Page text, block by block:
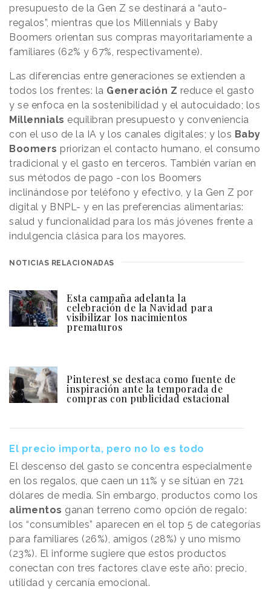
presupuesto de la Gen Z se destinará a “auto-
regalos”, mientras que los Millennials y Baby
Boomers orientan sus compras mayoritariamente a
familiares (62% y 67%, respectivamente).
Las diferencias entre generaciones se extienden a
todos los frentes: la Generación Z reduce el gasto
y se enfoca en la sostenibilidad y el autocuidado; los
Millennials equilibran presupuesto y conveniencia
con el uso de la IA y los canales digitales; y los Baby
Boomers priorizan el contacto humano, el consumo
tradicional y el gasto en terceros. También varían en
sus métodos de pago -con los Boomers
inclinándose por teléfono y efectivo, y la Gen Z por
digital y BNPL- y en las preferencias alimentarias:
salud y funcionalidad para los más jóvenes frente a
indulgencia clásica para los mayores.
NOTICIAS RELACIONADAS
Esta campaña adelanta la
celebración de la Navidad para
visibilizar los nacimientos
prematuros
Pinterest se destaca como fuente de
inspiración ante la temporada de
compras con publicidad estacional
El precio importa, pero no lo es todo
El descenso del gasto se concentra especialmente
en los regalos, que caen un 11% y se sitúan en 721
dólares de media. Sin embargo, productos como los
alimentos ganan terreno como opción de regalo:
los “consumibles” aparecen en el top 5 de categorías
para familiares (26%), amigos (28%) y uno mismo
(23%). El informe sugiere que estos productos
conectan con tres factores clave este año: precio,
utilidad y cercanía emocional.